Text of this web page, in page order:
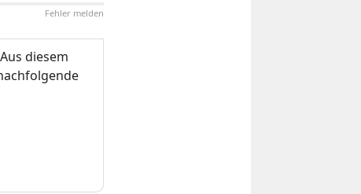
Fehler melden
diesem